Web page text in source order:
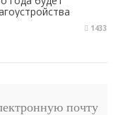
1433
почту